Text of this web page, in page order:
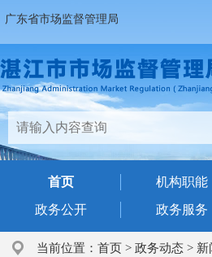
广东省市场监督管理局
首页 机构职能
政务公开
政务服务
当前位置： 首页 > 政务动态 > 新